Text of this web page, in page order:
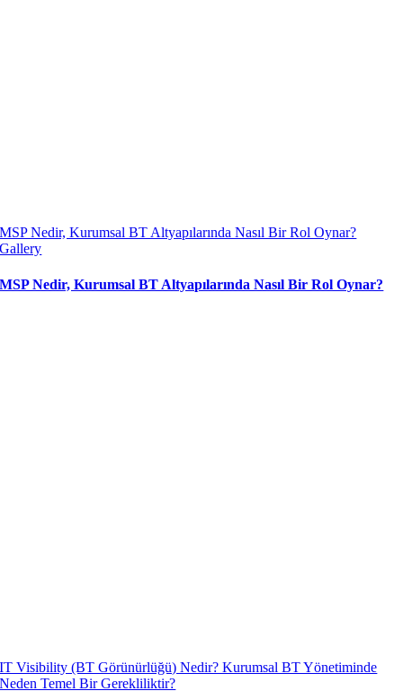
MSP Nedir, Kurumsal BT Altyapılarında Nasıl Bir Rol Oynar?
Gallery
MSP Nedir, Kurumsal BT Altyapılarında Nasıl Bir Rol Oynar?
IT Visibility (BT Görünürlüğü) Nedir? Kurumsal BT Yönetiminde
Neden Temel Bir Gerekliliktir?